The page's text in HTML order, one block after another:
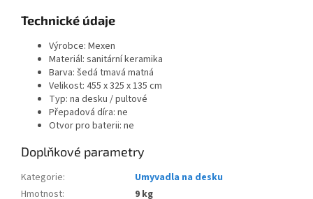
Technické údaje
Výrobce: Mexen
Materiál: sanitární keramika
Barva: šedá tmavá matná
Velikost: 455 x 325 x 135 cm
Typ: na desku / pultové
Přepadová díra: ne
Otvor pro baterii: ne
Doplňkové parametry
Kategorie:
Umyvadla na desku
Hmotnost: 9 kg